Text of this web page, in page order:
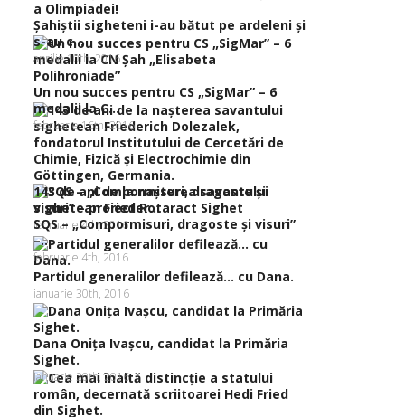
Şahiştii sigheteni i-au bătut pe ardeleni şi
s-au c...
aprilie 10th, 2016
Un nou succes pentru CS „SigMar” – 6
medalii la C...
februarie 16th, 2016
143 de ani de la naşterea savantului
sighetean Frieder...
februarie 4th, 2016
SQS – „Compormisuri, dragoste şi visuri”
–...
februarie 4th, 2016
Partidul generalilor defilează… cu Dana.
ianuarie 30th, 2016
Dana Oniţa Ivaşcu, candidat la Primăria
Sighet.
ianuarie 20th, 2016